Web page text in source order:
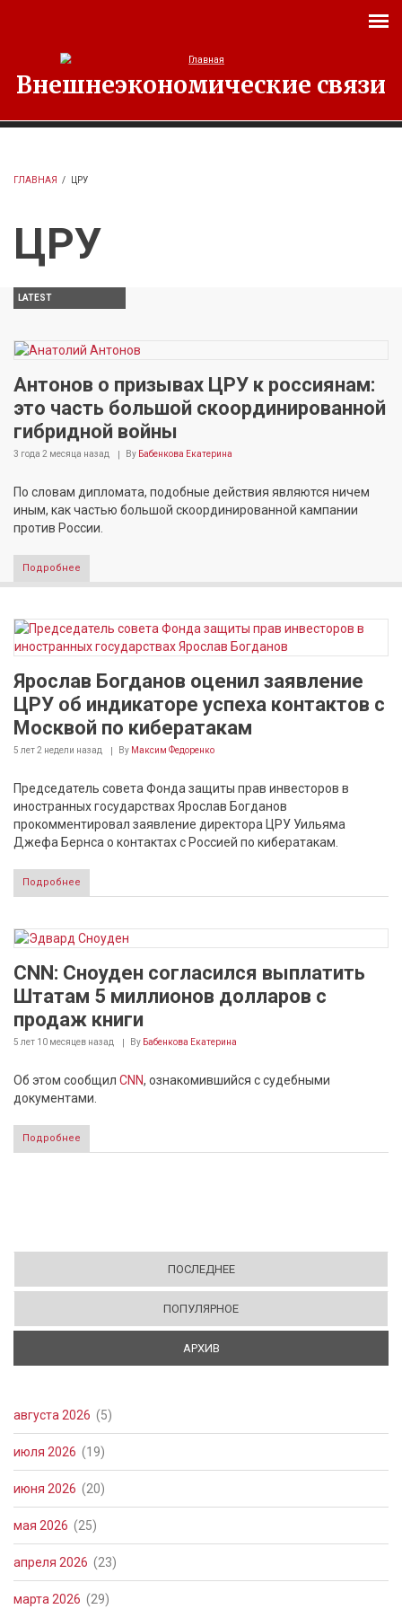
Внешнеэкономические связи
ГЛАВНАЯ / ЦРУ
ЦРУ
LATEST
Антонов о призывах ЦРУ к россиянам:
это часть большой скоординированной
гибридной войны
3 года 2 месяца назад By Бабенкова Екатерина
По словам дипломата, подобные действия являются ничем
иным, как частью большой скоординированной кампании
против России.
Подробнее
Ярослав Богданов оценил заявление
ЦРУ об индикаторе успеха контактов с
Москвой по кибератакам
5 лет 2 недели назад By Максим Федоренко
Председатель совета Фонда защиты прав инвесторов в
иностранных государствах Ярослав Богданов
прокомментировал заявление директора ЦРУ Уильяма
Джефа Бернса о контактах с Россией по кибератакам.
Подробнее
CNN: Сноуден согласился выплатить
Штатам 5 миллионов долларов с
продаж книги
5 лет 10 месяцев назад By Бабенкова Екатерина
Об этом сообщил CNN, ознакомившийся с судебными
документами.
Подробнее
ПОСЛЕДНЕЕ
ПОПУЛЯРНОЕ
АРХИВ
августа 2026 (5)
июля 2026 (19)
июня 2026 (20)
мая 2026 (25)
апреля 2026 (23)
марта 2026 (29)